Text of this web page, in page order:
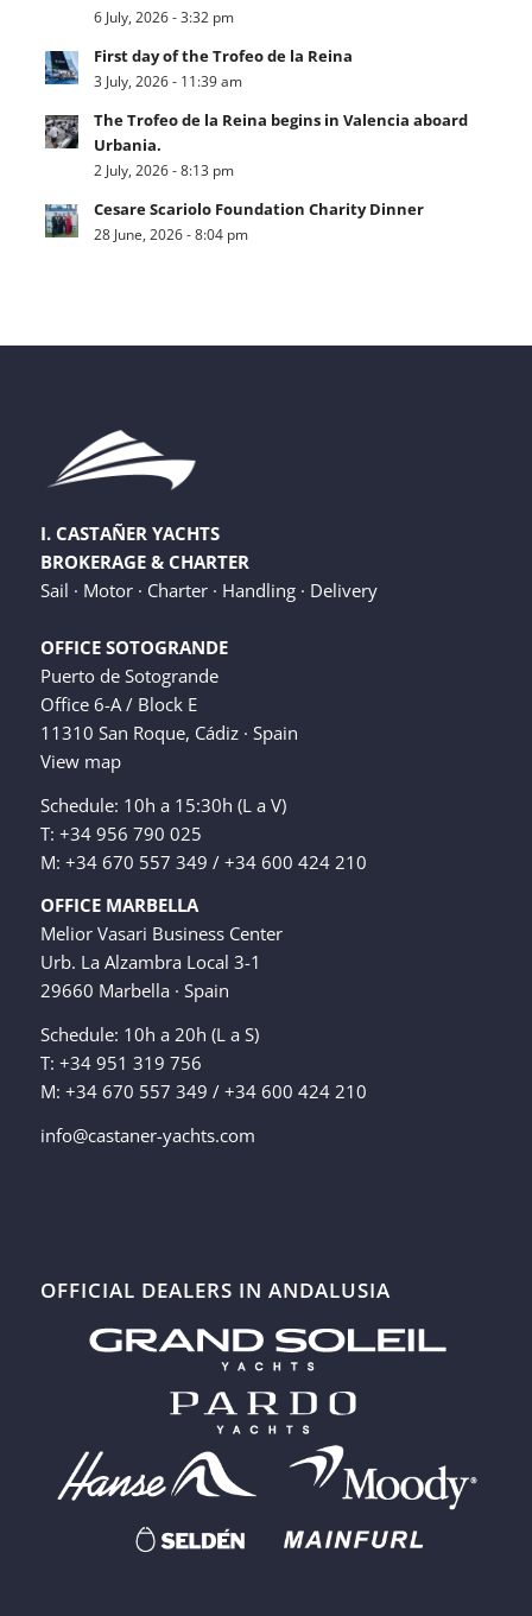
6 July, 2026 - 3:32 pm
First day of the Trofeo de la Reina
3 July, 2026 - 11:39 am
The Trofeo de la Reina begins in Valencia aboard
Urbania.
2 July, 2026 - 8:13 pm
Cesare Scariolo Foundation Charity Dinner
28 June, 2026 - 8:04 pm
I. CASTAÑER YACHTS
BROKERAGE & CHARTER
Sail · Motor · Charter · Handling · Delivery
OFFICE SOTOGRANDE
Puerto de Sotogrande
Office 6-A / Block E
11310 San Roque, Cádiz · Spain
View map
Schedule: 10h a 15:30h (L a V)
T: +34 956 790 025
M: +34 670 557 349 / +34 600 424 210
OFFICE MARBELLA
Melior Vasari Business Center
Urb. La Alzambra Local 3-1
29660 Marbella · Spain
Schedule: 10h a 20h (L a S)
T: +34 951 319 756
M: +34 670 557 349 / +34 600 424 210
info@castaner-yachts.com
OFFICIAL DEALERS IN ANDALUSIA